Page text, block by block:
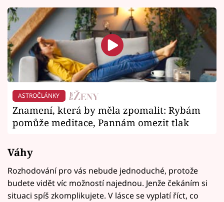
ASTROČLÁNKY
Znamení, která by měla zpomalit: Rybám
pomůže meditace, Pannám omezit tlak
Váhy
Rozhodování pro vás nebude jednoduché, protože
budete vidět víc možností najednou. Jenže čekáním si
situaci spíš zkomplikujete. V lásce se vyplatí říct, co